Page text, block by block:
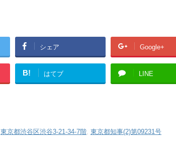
シェア Google+
B! はてブ LINE
東京都渋谷区渋谷3-21-34-7階, 東京都知事(2)第09231号